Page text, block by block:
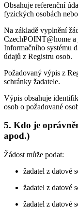
Obsahuje referenční
fyzických osobách
Na základě vyplnění
CzechPOINT@home a
Informačního systému
údajů z Registru osob.
Požadovaný výpis z
schránky žadatele.
Výpis obsahuje
osob o požadované
5. Kdo je
apod.)
Žádost může podat:
žadatel z datové
žadatel z datové
žadatel z datové